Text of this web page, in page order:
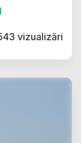
vizualizări